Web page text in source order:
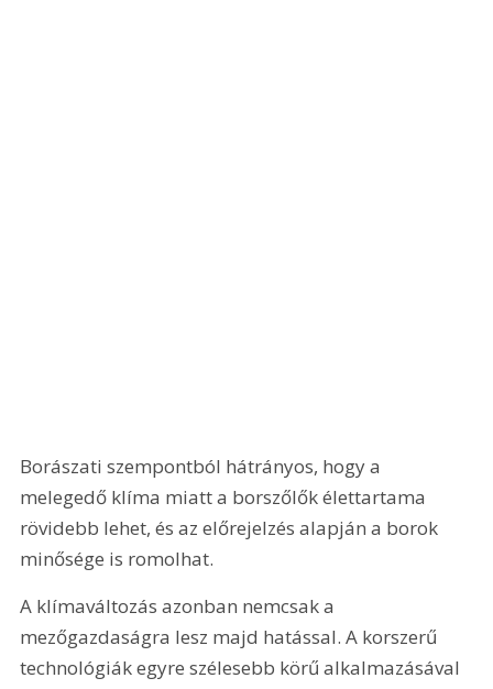
Borászati szempontból hátrányos, hogy a
melegedő klíma miatt a borszőlők élettartama
rövidebb lehet, és az előrejelzés alapján a borok
minősége is romolhat.
A klímaváltozás azonban nemcsak a
mezőgazdaságra lesz majd hatással. A korszerű
technológiák egyre szélesebb körű alkalmazásával